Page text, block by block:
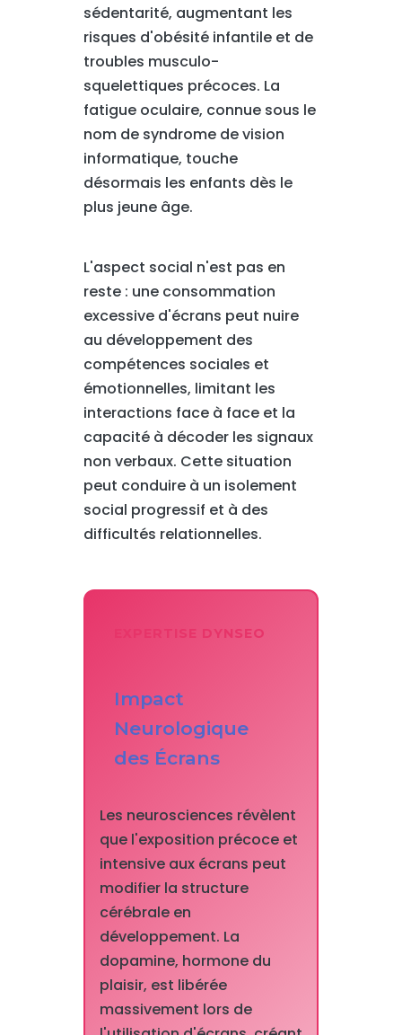
sédentarité, augmentant les
risques d'obésité infantile et de
troubles musculo-
squelettiques précoces. La
fatigue oculaire, connue sous le
nom de syndrome de vision
informatique, touche
désormais les enfants dès le
plus jeune âge.
L'aspect social n'est pas en
reste : une consommation
excessive d'écrans peut nuire
au développement des
compétences sociales et
émotionnelles, limitant les
interactions face à face et la
capacité à décoder les signaux
non verbaux. Cette situation
peut conduire à un isolement
social progressif et à des
difficultés relationnelles.
EXPERTISE DYNSEO
Impact
Neurologique
des Écrans
Les neurosciences révèlent
que l'exposition précoce et
intensive aux écrans peut
modifier la structure
cérébrale en
développement. La
dopamine, hormone du
plaisir, est libérée
massivement lors de